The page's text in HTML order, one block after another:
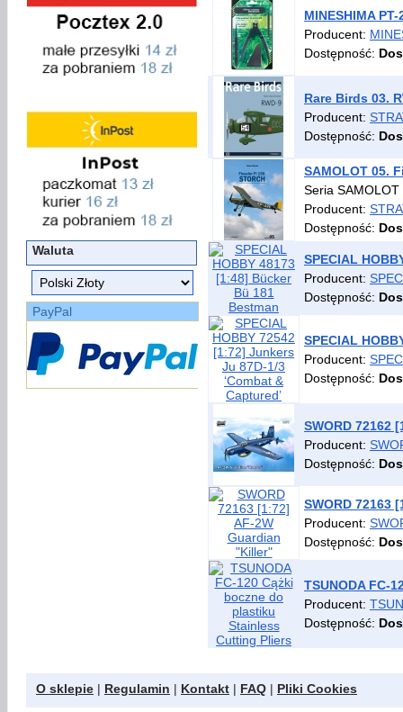
Waluta
PayPal
MINESHIMA
Producent:
Dostępność:
Rare Birds 03.
Producent:
Dostępność:
SAMOLOT 05.
Seria SAMOLOT
Producent:
Dostępność:
SPECIAL
Producent:
Dostępność:
SPECIAL
Producent:
Dostępność:
SWORD 72162
Producent:
Dostępność:
SWORD 72163
Producent:
Dostępność:
TSUNODA FC-
Producent:
Dostępność:
O sklepie | Regulamin | Kontakt | FAQ | Pliki Cookies